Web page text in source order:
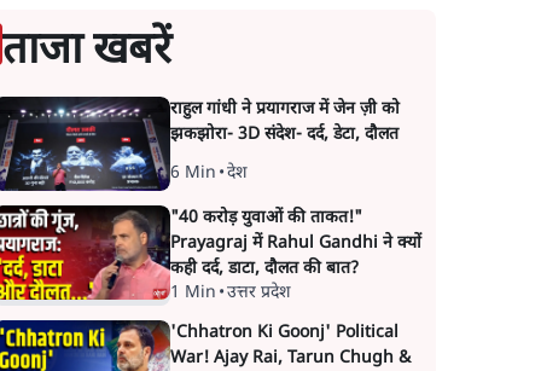
ताजा खबरें
राहुल गांधी ने प्रयागराज में जेन ज़ी को
झकझोरा- 3D संदेश- दर्द, डेटा, दौलत
6 Min •देश
"40 करोड़ युवाओं की ताकत!"
Prayagraj में Rahul Gandhi ने क्यों
कही दर्द, डाटा, दौलत की बात?
1 Min •उत्तर प्रदेश
'Chhatron Ki Goonj' Political
War! Ajay Rai, Tarun Chugh &